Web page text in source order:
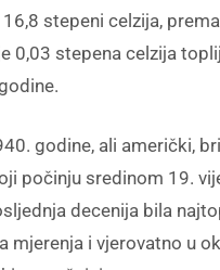
stepeni celzija, prema
0,03 stepena celzija
godine, ali američki,
počinju sredinom 19.
decenija bila
mjerenja i vjerovatno u